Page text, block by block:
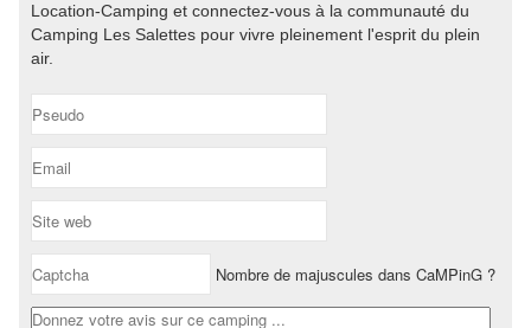
Location-Camping et connectez-vous à la communauté du
Camping Les Salettes pour vivre pleinement l'esprit du plein
air.
Nombre de majuscules dans CaMPinG ?